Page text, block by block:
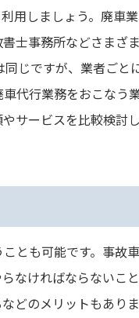
用しましょう。廃車
士事務所などさまざ
じですが、業者ごと
代行業務をおこなう
サービスを比較検討
とも可能です。事故
なければならないこ
どのメリットもあり